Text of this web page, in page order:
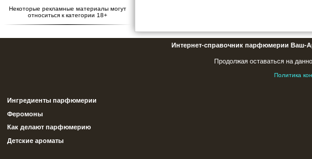
Некоторые рекламные материалы могут
относиться к категории 18+
Интернет-справочник парфюмерии Ваш-
Продолжая оставаться на
Политика
Ингредиенты парфюмерии
Феромоны
Как делают парфюмерию
Детские ароматы